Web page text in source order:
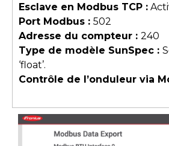
Esclave en Modbus TCP :
Port Modbus : 502
Adresse du compteur : 240
Type de modèle SunSpec :
‘float’.
Contrôle de l’onduleur via